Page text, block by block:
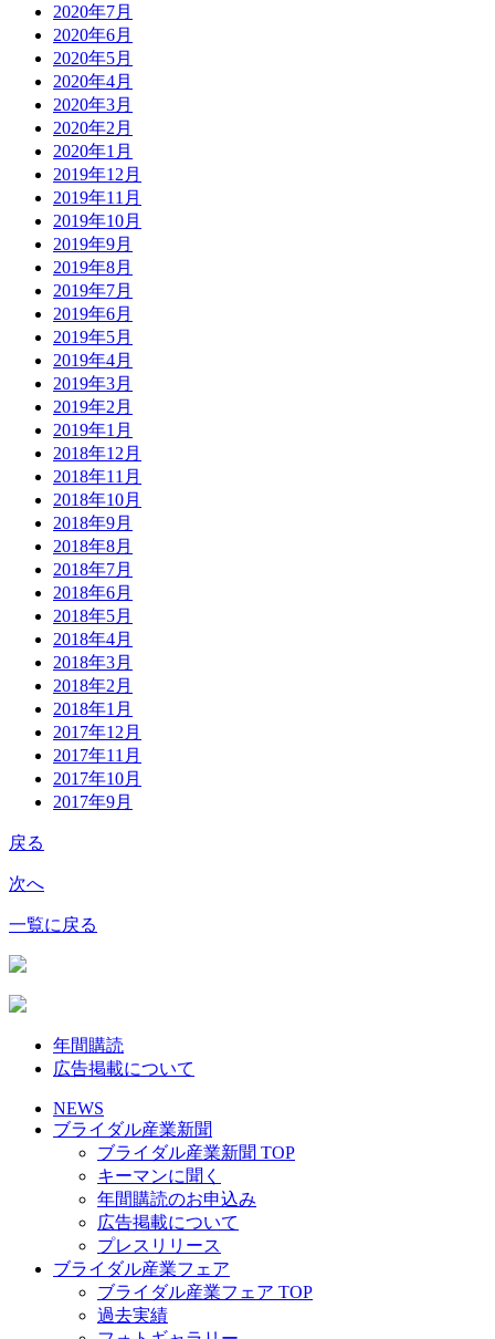
2020年7月
2020年6月
2020年5月
2020年4月
2020年3月
2020年2月
2020年1月
2019年12月
2019年11月
2019年10月
2019年9月
2019年8月
2019年7月
2019年6月
2019年5月
2019年4月
2019年3月
2019年2月
2019年1月
2018年12月
2018年11月
2018年10月
2018年9月
2018年8月
2018年7月
2018年6月
2018年5月
2018年4月
2018年3月
2018年2月
2018年1月
2017年12月
2017年11月
2017年10月
2017年9月
戻る
次へ
一覧に戻る
年間購読
広告掲載について
NEWS
ブライダル産業新聞
ブライダル産業新聞 TOP
キーマンに聞く
年間購読のお申込み
広告掲載について
プレスリリース
ブライダル産業フェア
ブライダル産業フェア TOP
過去実績